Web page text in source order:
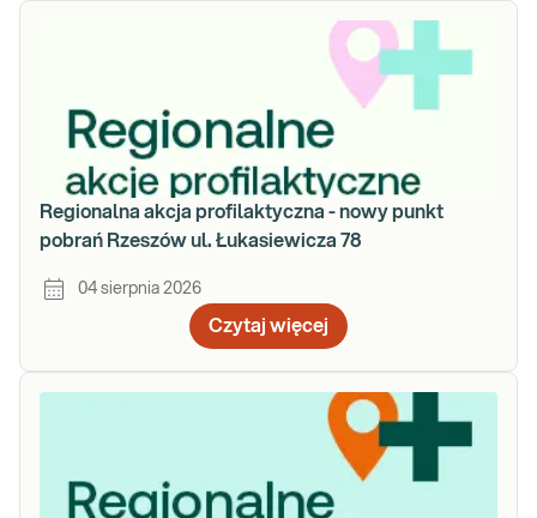
Regionalna akcja profilaktyczna - nowy punkt
pobrań Rzeszów ul. Łukasiewicza 78
04 sierpnia 2026
Czytaj więcej